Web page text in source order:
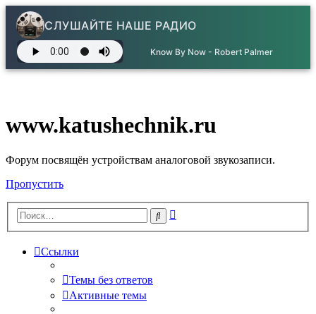
СЛУШАЙТЕ НАШЕ РАДИО
Know By Now - Robert Palmer
www.katushechnik.ru
Форум посвящён устройствам аналоговой звукозаписи.
Пропустить
Поиск
Ссылки
Темы без ответов
Активные темы